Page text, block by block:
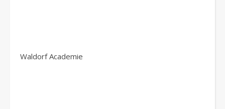
Waldorf Academie